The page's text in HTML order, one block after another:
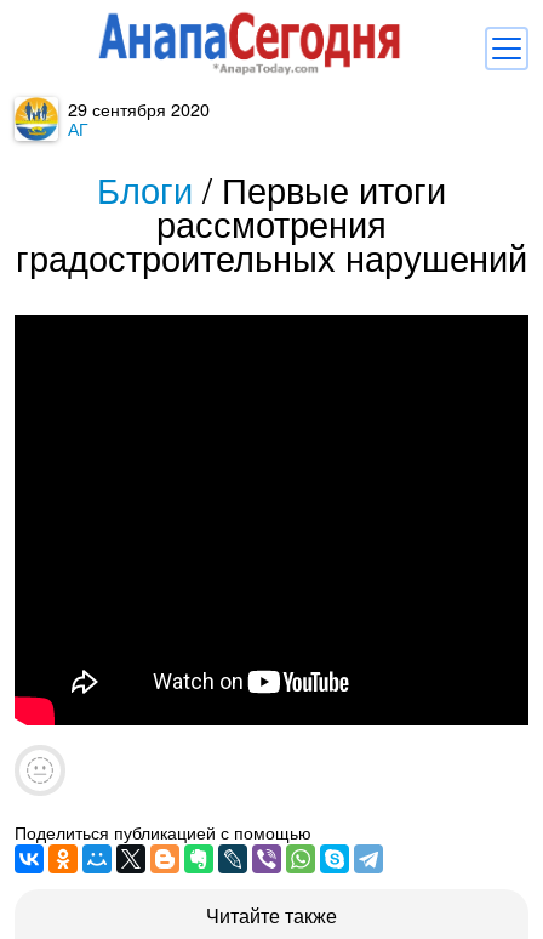
Комментарии
Балачка
Об Анапе
29 сентября 2020
АГ
Блоги / Первые итоги
рассмотрения
градостроительных нарушений
Поделиться публикацией с помощью
Читайте также